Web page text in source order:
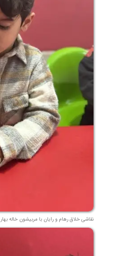
نقاشی خلاق رهام و رایان با مربیشون خاله بهار